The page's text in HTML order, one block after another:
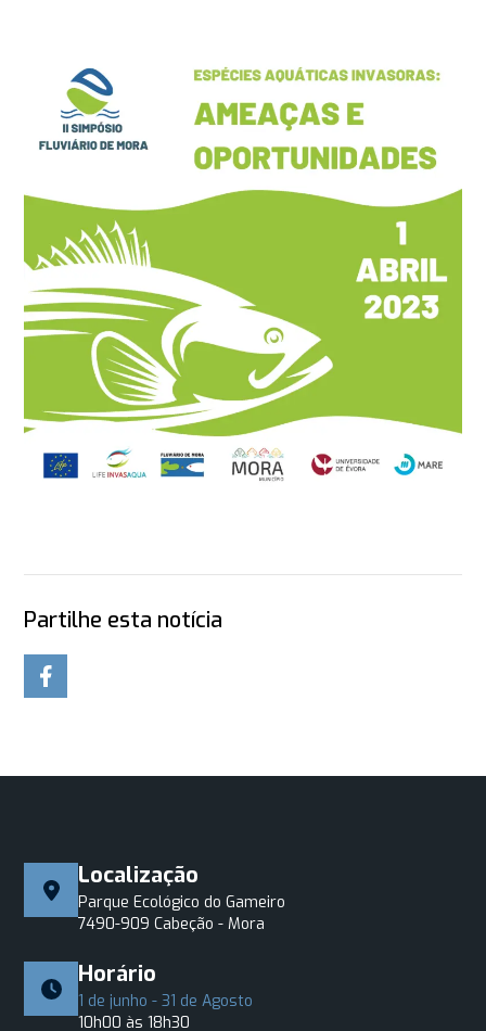
Partilhe esta notícia
Localização
Parque Ecológico do Gameiro
7490-909 Cabeção - Mora
Horário
1 de junho - 31 de Agosto
10h00 às 18h30